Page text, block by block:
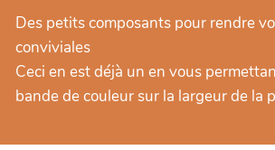
Des petits composants pour rendre
conviviales
Ceci en est déjà un en vous
bande de couleur sur la largeur de la